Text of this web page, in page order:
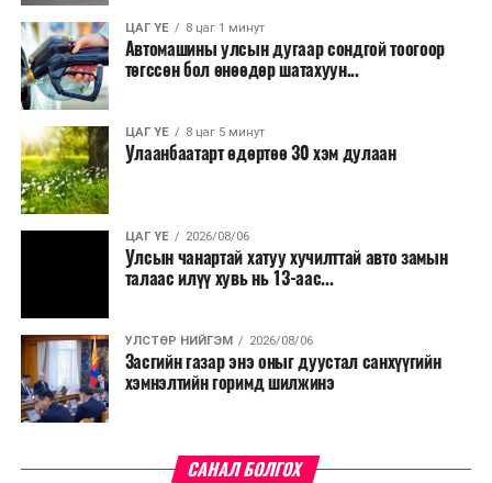
үргэлжилнэ гэж Ерөнхий сайд Н.Учрал онцоллоо.
Мөн бүх шатны төсвийн ерөнхийлөн захирагч нарт
салбар бүрдээ урсгал зардлыг 20 хувиар бууруулах,
нөхөн томилгоо хийхгүй байх, аялал, амралт, зугаалга,
хамт олны урлаг, спортын арга хэмжээг зохион
байгуулахгүй байх, төрийн албанд шинэ орон тоо бий
болгохгүй байх, эрчим хүчний хэрэглээг хэмнэх, хурал,
сургалтыг цахим хэлбэрт шилжүүлэх, төрийн албан
хаагчдыг зарим өдрүүдэд цахимаар ажиллуулах арга
хэмжээг үргэлжлүүлэхийг үүрэг болголоо.
Төсвийн сахилга бат сайжирч, эдийн засгийн нөхцөл
байдал хэвийн болсон тохиолдолд эдгээр
хязгаарлалтыг үе шаттайгаар сулруулах юм.
ЦАГ ҮЕ 8 цаг 1 минут
Автомашины улсын дугаар сондгой тоогоор
төгссөн бол өнөөдөр шатахуун...
ЦАГ ҮЕ 8 цаг 5 минут
Улаанбаатарт өдөртөө 30 хэм дулаан
ЦАГ ҮЕ 2026/08/06
Улсын чанартай хатуу хучилттай авто замын
талаас илүү хувь нь 13-аас...
УЛСТӨР НИЙГЭМ 2026/08/06
Засгийн газар энэ оныг дуустал санхүүгийн
хэмнэлтийн горимд шилжинэ
САНАЛ БОЛГОХ